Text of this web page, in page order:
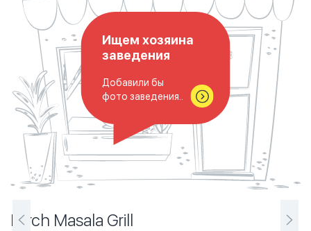
Ищем хозяина
заведения
Добавили бы
фото заведения..
Mirch Masala Grill